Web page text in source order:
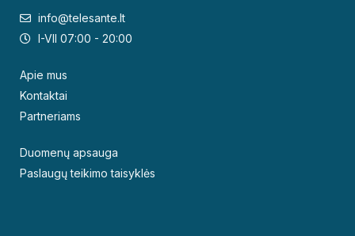
info@telesante.lt
I-VII 07:00 - 20:00
Apie mus
Kontaktai
Partneriams
Duomenų apsauga
Paslaugų teikimo taisyklės